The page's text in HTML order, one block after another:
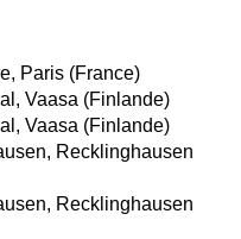
Paris (France)
Vaasa (Finlande)
Vaasa (Finlande)
Recklinghausen
Recklinghausen